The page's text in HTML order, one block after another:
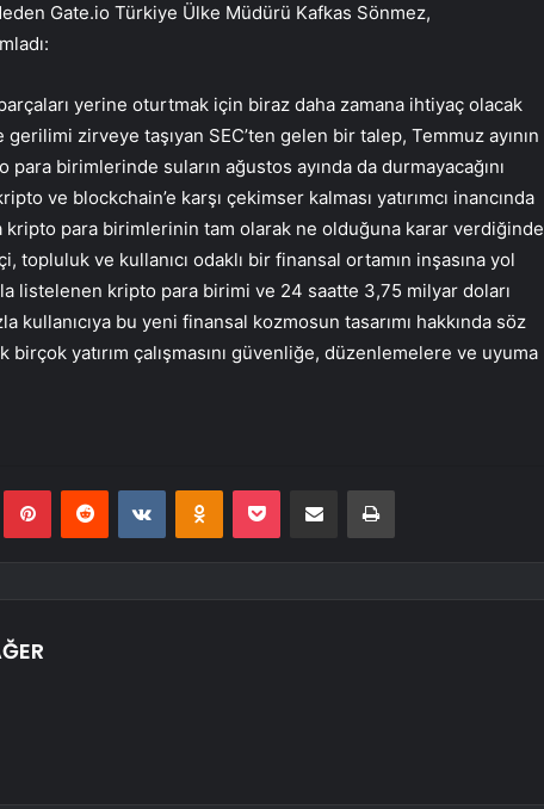
Gate.io Türkiye Ülke Müdürü Kafkas Sönmez,
yerine oturtmak için biraz daha zamana ihtiyaç olacak
zirveye taşıyan SEC’ten gelen bir talep, Temmuz ayının
birimlerinde suların ağustos ayında da durmayacağını
ve blockchain’e karşı çekimser kalması yatırımcı inancında
para birimlerinin tam olarak ne olduğuna karar verdiğinde
topluluk ve kullanıcı odaklı bir finansal ortamın inşasına yol
listelenen kripto para birimi ve 24 saatte 3,75 milyar doları
kullanıcıya bu yeni finansal kozmosun tasarımı hakkında söz
yatırım çalışmasını güvenliğe, düzenlemelere ve uyuma
PinterestReddit VKontakteOdnoklassniki
Pocket E-Posta ile paylaş Yazdır